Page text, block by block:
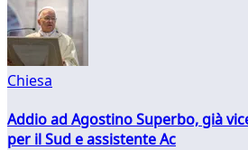
Chiesa
Addio ad Agostino Superbo, già
per il Sud e assistente Ac